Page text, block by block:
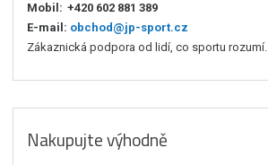
Mobil: +420 602 881 389
E-mail: obchod@jp-sport.cz
Zákaznická podpora od lidí, co sportu rozumí.
Nakupujte výhodně